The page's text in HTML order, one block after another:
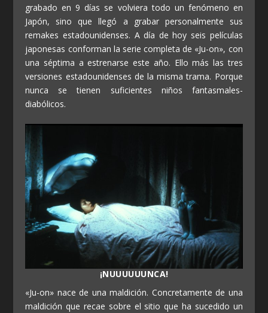
grabado en 9 días se volviera todo un fenómeno en
Japón, sino que llegó a grabar personalmente sus
remakes estadounidenses. A día de hoy seis películas
japonesas conforman la serie completa de «Ju-on», con
una séptima a estrenarse este año. Ello más las tres
versiones estadounidenses de la misma trama. Porque
nunca se tienen suficientes niños fantasmales-
diabólicos.
¡NUUUUUUNCA!
«Ju-on» nace de una maldición. Concretamente de una
maldición que recae sobre el sitio que ha sucedido un